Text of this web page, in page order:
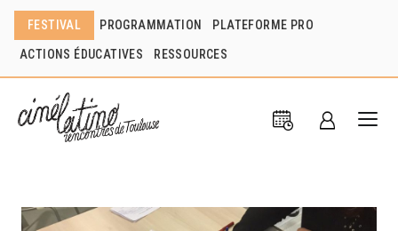
FESTIVAL PROGRAMMATION PLATEFORME PRO
ACTIONS ÉDUCATIVES RESSOURCES